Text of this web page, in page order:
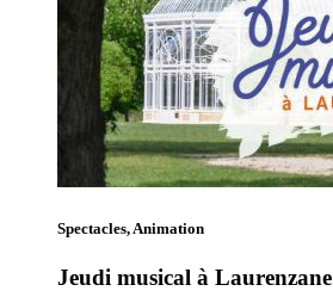
Spectacles, Animation
Jeudi musical à Laurenzane